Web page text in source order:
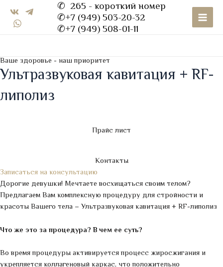
содержимому
✆ 265 - короткий номер
✆+7 (949) 503-20-32
✆+7 (949) 508-01-11
Main
Ваше здоровье - наш приоритет
Ультразвуковая кавитация + RF-
липолиз
Прайс лист
Контакты
Записаться на консультацию
Дорогие девушки! Мечтаете восхищаться своим телом?
Предлагаем Вам комплексную процедуру для стройности и
красоты Вашего тела – Ультразвуковая кавитация + RF-липолиз
Что же это за процедура? В чем ее суть?
Во время процедуры активируется процесс жиросжигания и
укрепляется коллагеновый каркас, что положительно